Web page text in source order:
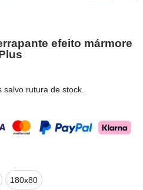
efeito mármore
salvo rutura de stock.
180x80